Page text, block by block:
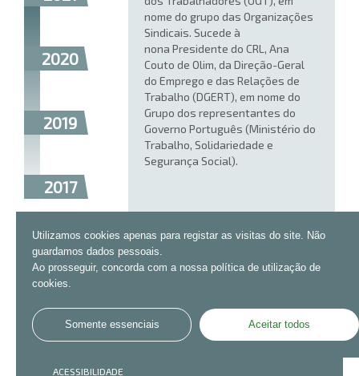
Utilizamos cookies apenas para registar as visitas do site. Não
guardamos dados pessoais.
Ao prosseguir, concorda com a nossa política de utilização de
cookies.
Somente essenciais Aceitar todos
2020
2019
2017
2016
2015
nome do grupo das Organizações
Sindicais. Sucede à
nona Presidente do CRL, Ana
Couto de Olim, da Direção-Geral
do Emprego e das Relações de
Trabalho (DGERT), em nome do
Grupo dos representantes do
Governo Português (Ministério do
Trabalho, Solidariedade e
Segurança Social).
CONTACTOS MAPA DO SITE AVISOS LEGAIS
ACESSIBILIDADE